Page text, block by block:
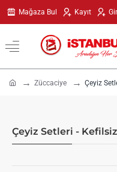
Mağaza Bul Kayıt
Züccaciye Çeyiz
Çeyiz Setleri -